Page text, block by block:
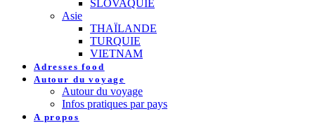
SLOVAQUIE
Asie
THAÏLANDE
TURQUIE
VIETNAM
Adresses food
Autour du voyage
Autour du voyage
Infos pratiques par pays
A propos